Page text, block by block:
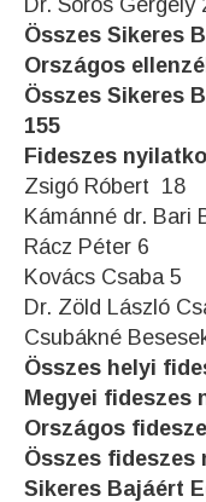
Dr. Sörös Gergely
Összes Sikeres
Országos
Összes Sikeres
155
Fideszes
Zsigó Róbert 18
Kámánné dr. Bari
Rácz Péter 6
Kovács Csaba 5
Dr. Zöld László
Csubákné
Összes helyi
Megyei fideszes
Országos
Összes fideszes
Sikeres Bajáért